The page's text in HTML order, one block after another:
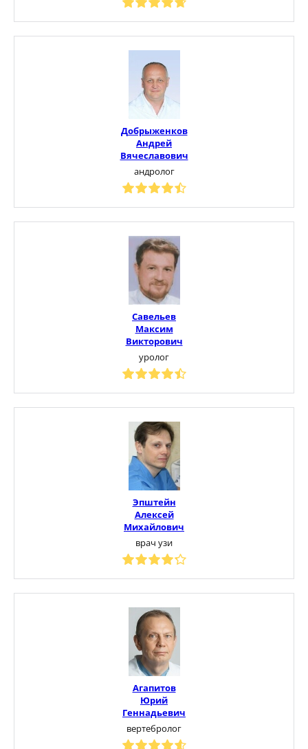
Добрыженков
Андрей
Вячеславович
андролог
Савельев
Максим
Викторович
уролог
Эпштейн
Алексей
Михайлович
врач узи
Агапитов
Юрий
Геннадьевич
вертебролог